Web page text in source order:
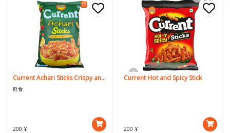
Current Achari Sticks Crispy and Crunchy
軽食
200 ¥
Current Hot and Spicy Stick
200 ¥